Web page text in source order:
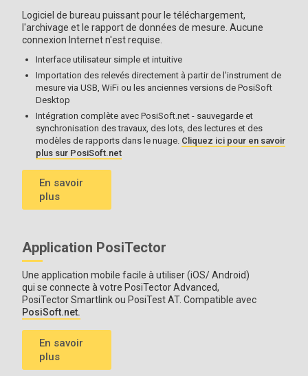
Logiciel de bureau puissant pour le téléchargement,
l'archivage et le rapport de données de mesure. Aucune
connexion Internet n'est requise.
Interface utilisateur simple et intuitive
Importation des relevés directement à partir de l'instrument de
mesure via USB, WiFi ou les anciennes versions de PosiSoft
Desktop
Intégration complète avec PosiSoft.net - sauvegarde et
synchronisation des travaux, des lots, des lectures et des
modèles de rapports dans le nuage. Cliquez ici pour en savoir
plus sur PosiSoft.net
En savoir
plus
Application PosiTector
Une application mobile facile à utiliser (iOS/ Android)
qui se connecte à votre PosiTector Advanced,
PosiTector Smartlink ou PosiTest AT. Compatible avec
PosiSoft.net.
En savoir
plus